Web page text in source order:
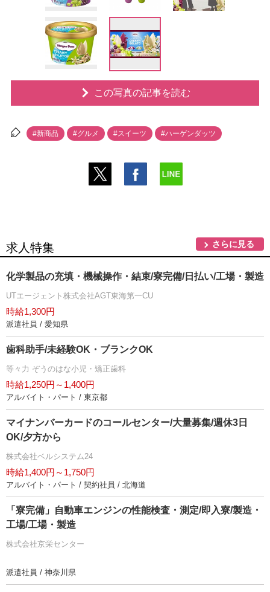
この写真の記事を読む
#新商品 #グルメ #スイーツ #ハーゲンダッツ
求人特集 さらに見る
化学製品の充填・機械操作・結束/寮完備/日払い/工場・製造
UTエージェント株式会社AGT東海第一CU
時給1,300円
派遣社員 / 愛知県
歯科助手/未経験OK・ブランクOK
等々力 ぞうのはな小児・矯正歯科
時給1,250円～1,400円
アルバイト・パート / 東京都
マイナンバーカードのコールセンター/大量募集/週休3日
OK/夕方から
株式会社ベルシステム24
時給1,400円～1,750円
アルバイト・パート / 契約社員 / 北海道
「寮完備」自動車エンジンの性能検査・測定/即入寮/製造・
工場/工場・製造
株式会社京栄センター
派遣社員 / 神奈川県